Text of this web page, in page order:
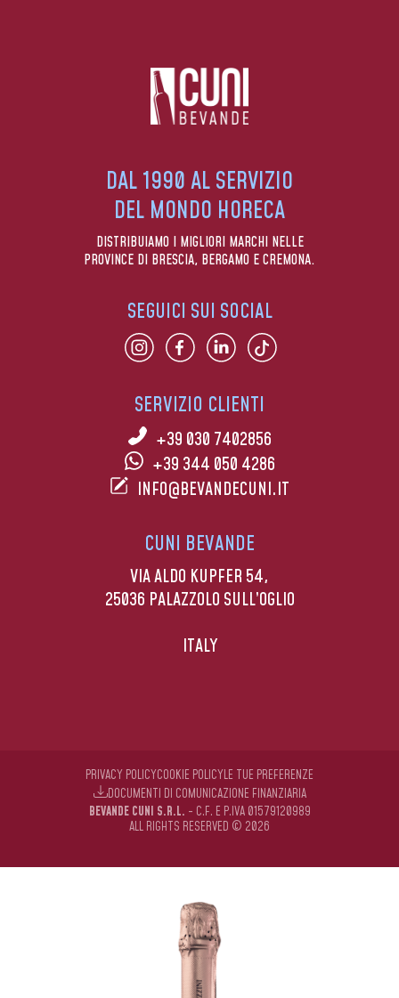
DAL 1990 AL SERVIZIO
DEL MONDO HORECA
DISTRIBUIAMO I MIGLIORI MARCHI NELLE
PROVINCE DI BRESCIA, BERGAMO E CREMONA.
SERVIZIO CLIENTI
+39 030 7402856
+39 344 050 4286
INFO@BEVANDECUNI.IT
CUNI BEVANDE
VIA ALDO KUPFER 54,
25036 PALAZZOLO SULL’OGLIO
ITALY
SEGUICI SUI SOCIAL
BEVANDE CUNI S.R.L. - C.F. E P.IVA 01579120989
ALL RIGHTS RESERVED © 2026
PRIVACY POLICYCOOKIE POLICYLE TUE PREFERENZE
DOCUMENTI DI COMUNICAZIONE FINANZIARIA